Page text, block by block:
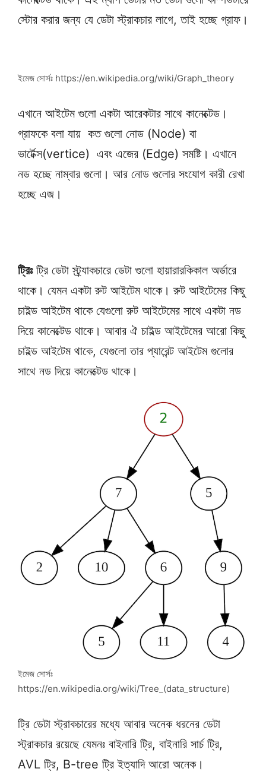
স্টোর করার জন্য যে ডেটা স্ট্রাকচার লাগে, তাই হচ্ছে গ্রাফ।
ইমেজ সোর্সঃ https://en.wikipedia.org/wiki/Graph_theory
এখানে আইটেম গুলো একটা আরেকটার সাথে কানেক্টেড।
গ্রাফকে বলা যায় কত গুলো নোড (Node) বা
ভার্টেক্স(vertice) এবং এজের (Edge) সমষ্টি। এখানে
নড হচ্ছে নাম্বার গুলো। আর নোড গুলোর সংযোগ কারী রেখা
হচ্ছে এজ।
ট্রিঃট্রি ডেটা স্ট্র্যাকচারে ডেটা গুলো হায়ারারকিকাল অর্ডারে
থাকে। যেমন একটা রুট আইটেম থাকে। রুট আইটেমের কিছু
চাইল্ড আইটেম থাকে যেগুলো রুট আইটেমের সাথে একটা নড
দিয়ে কানেক্টেড থাকে। আবার ঐ চাইল্ড আইটেমের আরো কিছু
চাইল্ড আইটেম থাকে, যেগুলো তার প্যারেন্ট আইটেম গুলোর
সাথে নড দিয়ে কানেক্টেড থাকে।
ইমেজ সোর্সঃ
https://en.wikipedia.org/wiki/Tree_(data_structure)
ট্রি ডেটা স্ট্রাকচারের মধ্যে আবার অনেক ধরনের ডেটা
স্ট্রাকচার রয়েছে যেমনঃ বাইনারি ট্রি, বাইনারি সার্চ ট্রি,
AVL ট্রি, B-tree ট্রি ইত্যাদি আরো অনেক।